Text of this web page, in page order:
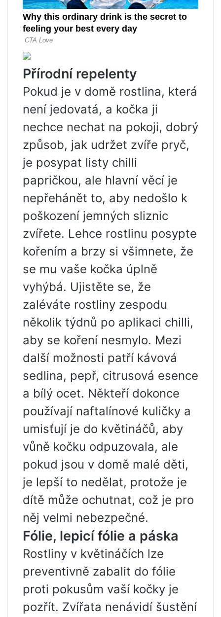
Přírodní repelenty
Pokud je v domě rostlina, která
není jedovatá, a kočka ji
nechce nechat na pokoji, dobrý
způsob, jak udržet zvíře pryč,
je posypat listy chilli
papričkou, ale hlavní věcí je
nepřehánět to, aby nedošlo k
poškození jemných sliznic
zvířete. Lehce rostlinu posypte
kořením a brzy si všimnete, že
se mu vaše kočka úplně
vyhýbá. Ujistěte se, že
zaléváte rostliny zespodu
několik týdnů po aplikaci chilli,
aby se koření nesmylo. Mezi
další možnosti patří kávová
sedlina, pepř, citrusová esence
a bílý ocet. Někteří dokonce
používají naftalínové kuličky a
umisťují je do květináčů, aby
vůně kočku odpuzovala, ale
pokud jsou v domě malé děti,
je lepší to nedělat, protože je
dítě může ochutnat, což je pro
něj velmi nebezpečné.
Fólie, lepicí fólie a páska
Rostliny v květináčích lze
preventivně zabalit do fólie
proti pokusům vaší kočky je
pozřít. Zvířata nenávidí šustění